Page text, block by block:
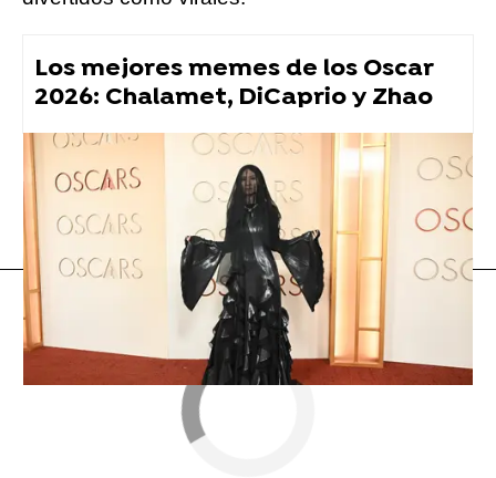
Los mejores memes de los Oscar
2026: Chalamet, DiCaprio y Zhao
Vídeo viral
Flooxer Now